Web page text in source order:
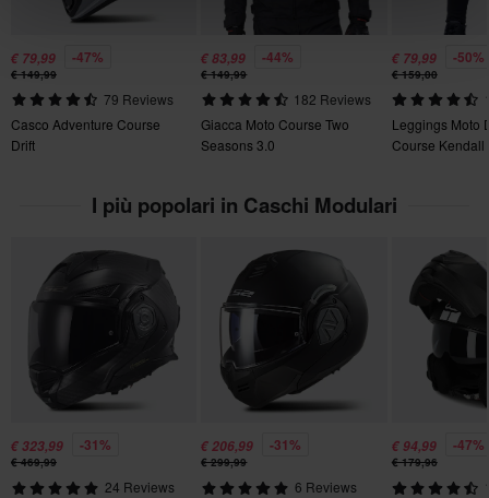
Marchio
Course
Protezione dalla forza di rotazione
Peso del prodotto
1650
Visierino parasole
Stile di guida
touring
Colore
Nero Opaco
Politica di reso di 60 giorni*
Hai il diritto di restituire il tuo ordine entro 60 giorni. Si applicano
delle spese per il reso. *Il diritto di reso non si applica ai prodotti
personalizzati o realizzati su ordinazione. Consulta la
sezione
Servizio Clientiper ulteriori dettagli e condizioni..
Send
€ 79,99 -47%
€ 149,99
79 Reviews
Casco Adventure Course
Drift
€ 83,99 -44%
€ 149,99
182 Reviews
Giacca Moto Course Two
Seasons 3.0
€ 79,99 -50%
€ 159,00
Leggings Moto
Course Kendall
I più popolari in Caschi Modulari
€ 323,99 -31%
€ 469,99
24 Reviews
€ 206,99 -31%
€ 299,99
6 Reviews
€ 94,99 -47%
€ 179,96